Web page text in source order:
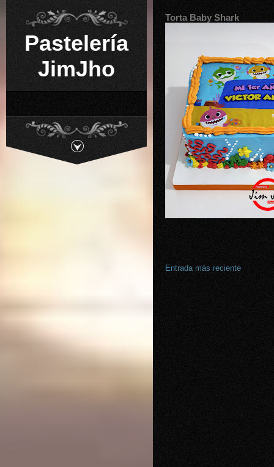
Pastelería
JimJho
Torta Baby Shark
Entrada más reciente